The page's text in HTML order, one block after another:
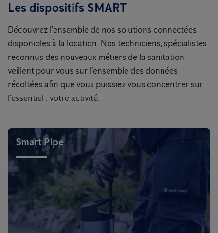
Les dispositifs SMART
Découvrez l'ensemble de nos solutions connectées
disponibles à la location. Nos techniciens, spécialistes
reconnus des nouveaux métiers de la sanitation
veillent pour vous sur l’ensemble des données
récoltées afin que vous puissiez vous concentrer sur
l’essentiel : votre activité.
Smart Pipe